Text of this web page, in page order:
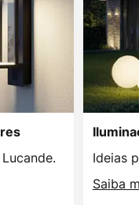
Ideias
Saiba